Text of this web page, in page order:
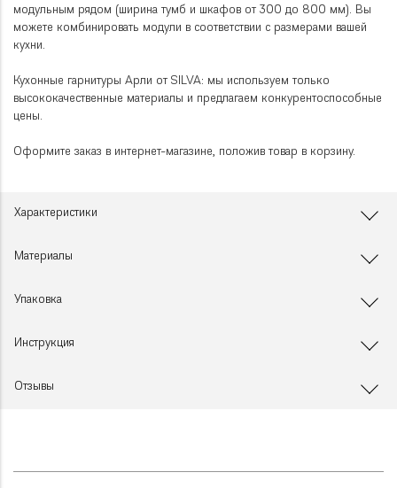
модульным рядом (ширина тумб и шкафов от 300 до 800 мм). Вы
можете комбинировать модули в соответствии с размерами вашей
кухни.
Кухонные гарнитуры Арли от SILVA: мы используем только
высококачественные материалы и предлагаем конкурентоспособные
цены.
Оформите заказ в интернет-магазине, положив товар в корзину.
Характеристики
Материалы
Упаковка
Инструкция
Отзывы